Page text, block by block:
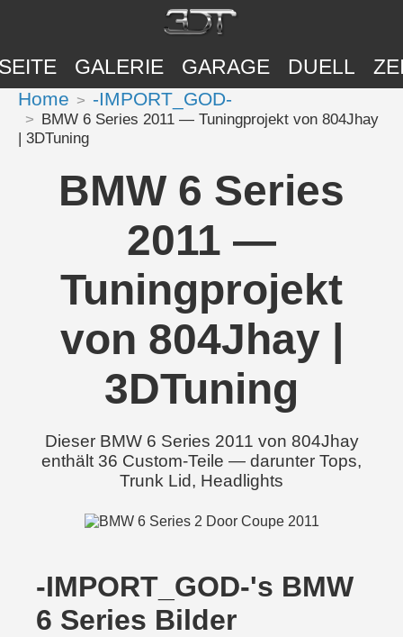
GALERIE GARAGE DUELL
Home -IMPORT_GOD-
BMW 6 Series 2011 — Tuningprojekt von 804Jhay
| 3DTuning
BMW 6 Series
2011 —
Tuningprojekt
von 804Jhay |
3DTuning
Dieser BMW 6 Series 2011 von 804Jhay
enthält 36 Custom-Teile — darunter Tops,
Trunk Lid, Headlights
-IMPORT_GOD-'s BMW
6 Series Bilder